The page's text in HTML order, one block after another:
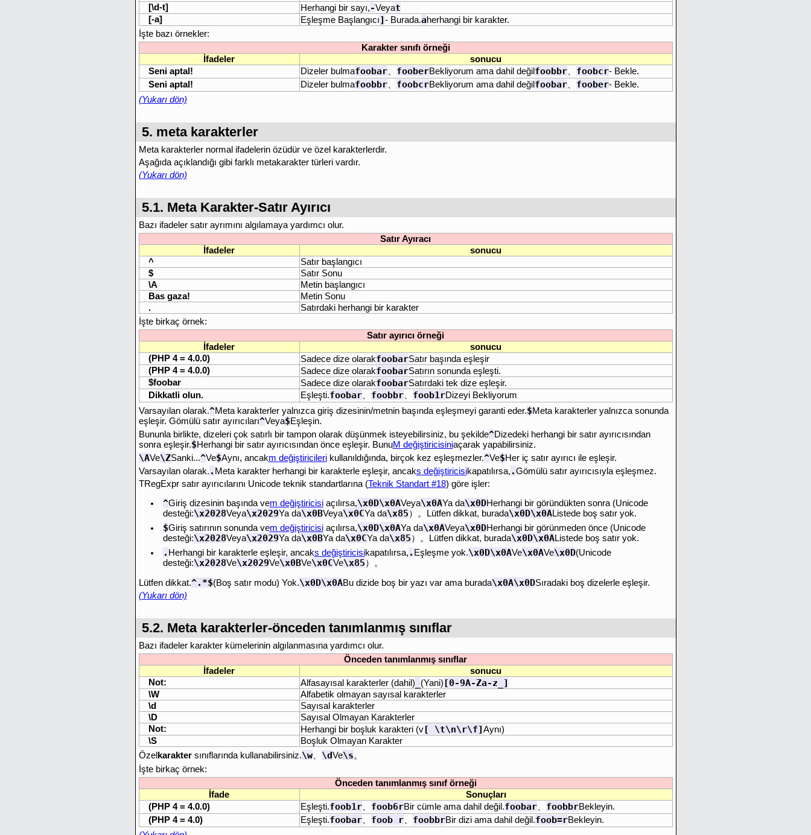
[\d-t] Herhangi bir sayı,-Veyat
[-a] Eşleşme Başlangıcı]- Burada.aherhangi bir karakter.
İşte bazı örnekler:
Karakter sınıfı örneği
İfadeler
sonucu
Seni aptal!
Dizeler bulmafoobar、 fooberBekliyorum ama dahil değilfoobbr、 foobcr- Bekle.
Seni aptal!
Dizeler bulmafoobbr、 foobcrBekliyorum ama dahil değilfoobar、 foober- Bekle.
(Yukarı dön)
5. meta karakterler
Meta karakterler normal ifadelerin özüdür ve özel karakterlerdir.
Aşağıda açıklandığı gibi farklı metakarakter türleri vardır.
(Yukarı dön)
5.1. Meta Karakter-Satır Ayırıcı
Bazı ifadeler satır ayrımını algılamaya yardımcı olur.
Satır Ayıracı
İfadeler
sonucu
^
Satır başlangıcı
$
Satır Sonu
\A
Metin başlangıcı
Bas gaza!
Metin Sonu
.
Satırdaki herhangi bir karakter
İşte birkaç örnek:
Satır ayırıcı örneği
İfadeler
sonucu
(PHP 4 = 4.0.0)
Sadece dize olarakfoobarSatır başında eşleşir
(PHP 4 = 4.0.0)
Sadece dize olarakfoobarSatırın sonunda eşleşti.
$foobar
Sadece dize olarakfoobarSatırdaki tek dize eşleşir.
Dikkatli olun.
Eşleşti.foobar、 foobbr、 foob1rDizeyi Bekliyorum
Varsayılan olarak.^Meta karakterler yalnızca giriş dizesinin/metnin başında eşleşmeyi garanti eder.$Meta karakterler yalnızca sonunda
eşleşir. Gömülü satır ayırıcıları^Veya$Eşleşin.
Bununla birlikte, dizeleri çok satırlı bir tampon olarak düşünmek isteyebilirsiniz, bu şekilde^Dizedeki herhangi bir satır ayırıcısından
sonra eşleşir.$Herhangi bir satır ayırıcısından önce eşleşir. BunuM değiştiricisiniaçarak yapabilirsiniz.
\AVe\ZSanki...^Ve$Aynı, ancakm değiştiricilerikullanıldığında, birçok kez eşleşmezler.^Ve$Her iç satır ayırıcı ile eşleşir.
Varsayılan olarak. . Meta karakter herhangi bir karakterle eşleşir, ancaks değiştiricisikapatılırsa, .Gömülü satır ayırıcısıyla eşleşmez.
TRegExpr satır ayırıcılarını Unicode teknik standartlarına (Teknik Standart #18) göre işler:
^Giriş dizesinin başında vem değiştiricisiaçılırsa,\x0D\x0AVeya\x0AYa da\x0DHerhangi bir göründükten sonra (Unicode
desteği:\x2028Veya\x2029Ya da\x0BVeya\x0CYa da\x85）。Lütfen dikkat, burada\x0D\x0AListede boş satır yok.
$Giriş satırının sonunda vem değiştiricisiaçılırsa,\x0D\x0AYa da\x0AVeya\x0DHerhangi bir görünmeden önce (Unicode
desteği:\x2028Veya\x2029Ya da\x0BYa da\x0CYa da\x85）。Lütfen dikkat, burada\x0D\x0AListede boş satır yok.
. Herhangi bir karakterle eşleşir, ancaks değiştiricisikapatılırsa, . Eşleşme yok.\x0D\x0AVe\x0AVe\x0D(Unicode
desteği:\x2028Ve\x2029Ve\x0BVe\x0CVe\x85）。
Lütfen dikkat.^.*$(Boş satır modu) Yok.\x0D\x0ABu dizide boş bir yazı var ama burada\x0A\x0DSıradaki boş dizelerle eşleşir.
(Yukarı dön)
5.2. Meta karakterler-önceden tanımlanmış sınıflar
Bazı ifadeler karakter kümelerinin algılanmasına yardımcı olur.
Önceden tanımlanmış sınıflar
İfadeler
sonucu
Not:
Alfasayısal karakterler (dahil) (Yani) [0-9A-Za-z_]
\W
Alfabetik olmayan sayısal karakterler
\d
Sayısal karakterler
\D
Sayısal Olmayan Karakterler
Not:
Herhangi bir boşluk karakteri (v[ \t\n\r\f]Aynı)
\S
Boşluk Olmayan Karakter
Özel karaktersınıflarında kullanabilirsiniz.\w、 \dVe\s。
İşte birkaç örnek:
Önceden tanımlanmış sınıf örneği
İfade
Sonuçları
(PHP 4 = 4.0.0)
Eşleşti.foob1r、 foob6rBir cümle ama dahil değil.foobar、 foobbrBekleyin.
(PHP 4 = 4.0)
Eşleşti.foobar、 foob r、 foobbrBir dizi ama dahil değil.foob=rBekleyin.